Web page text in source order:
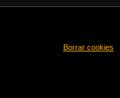
Borrar cookies